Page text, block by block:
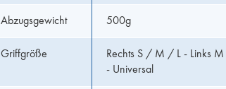
Abzugsgewicht 500g
Griffgröße
Rechts S / M / L - Links M
- Universal